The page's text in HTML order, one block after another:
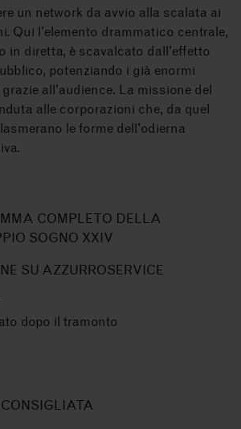
un network da avvio alla scalata ai
Qui l'elemento drammatico centrale,
in diretta, è scavalcato dall'effetto
potenziando i già enormi
all'audience. La missione del
alle corporazioni che, da quel
le forme dell'odierna
COMPLETO DELLA
SOGNO XXIV
SU AZZURROSERVICE
dopo il tramonto